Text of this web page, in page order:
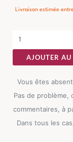
Livraison estimée
Meuble
Manguier
Marron-
noir
AJOUTER AU
Vous êtes
Pas de problème,
commentaires, à
Dans tous les